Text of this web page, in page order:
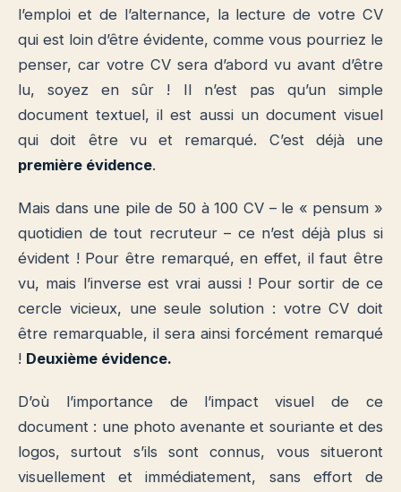
l’emploi et de l’alternance, la lecture de votre CV
qui est loin d’être évidente, comme vous pourriez le
penser, car votre CV sera d’abord vu avant d’être
lu, soyez en sûr ! Il n’est pas qu’un simple
document textuel, il est aussi un document visuel
qui doit être vu et remarqué. C’est déjà une
première évidence.
Mais dans une pile de 50 à 100 CV – le « pensum »
quotidien de tout recruteur – ce n’est déjà plus si
évident ! Pour être remarqué, en effet, il faut être
vu, mais l’inverse est vrai aussi ! Pour sortir de ce
cercle vicieux, une seule solution : votre CV doit
être remarquable, il sera ainsi forcément remarqué
! Deuxième évidence.
D’où l’importance de l’impact visuel de ce
document : une photo avenante et souriante et des
logos, surtout s’ils sont connus, vous situeront
visuellement et immédiatement, sans effort de